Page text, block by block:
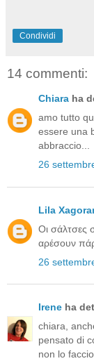
Condividi
14 commenti:
Chiara ha
amo tutto
essere una
abbraccio...
26
Lila
Οι σάλτσες
αρέσουν
26
Irene ha
chiara,
pensato di
non lo